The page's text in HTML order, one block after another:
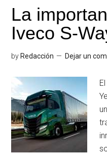
coches
de
con
premium
La
Iveco S-
by Redacción Dejar un